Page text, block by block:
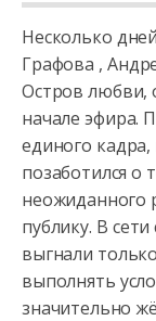
Несколько
Графова ,
Остров любви,
начале эфира.
единого кадра,
позаботился о
неожиданного
публику. В
выгнали
выполнять
значительно